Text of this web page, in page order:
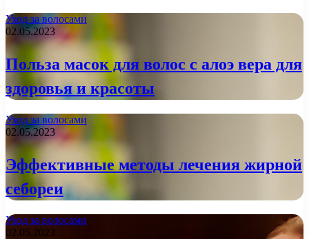
Уход за волосами
02.05.2023
Польза масок для волос с алоэ вера для
здоровья и красоты
Уход за волосами
02.05.2023
Эффективные методы лечения жирной
себореи
Уход за волосами
02.05.2023